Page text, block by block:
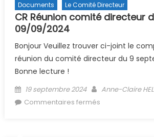
Documents Le Comité Directeur
CR Réunion comité directeur
09/09/2024
Bonjour Veuillez trouver ci-joint le
réunion du comité directeur du 9
Bonne lecture !
Posted on
19 septembre 2024 Author
Anne-Claire
Commentaires fermés